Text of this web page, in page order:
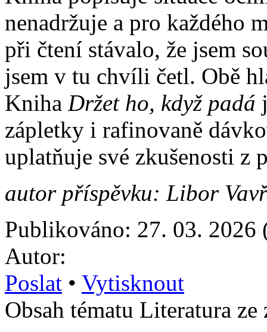
nenadržuje a pro každého
při čtení stávalo, že jsem
jsem v tu chvíli četl. Obě
Kniha Držet ho, když padá
zápletky i rafinovaně
uplatňuje své zkušenosti z
autor příspěvku: Libor
Publikováno: 27. 03. 2026
Autor:
Poslat • Vytisknout
Obsah tématu Literatura ze